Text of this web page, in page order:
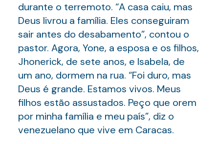
durante o terremoto. “A casa caiu, mas
Deus livrou a família. Eles conseguiram
sair antes do desabamento”, contou o
pastor. Agora, Yone, a esposa e os filhos,
Jhonerick, de sete anos, e Isabela, de
um ano, dormem na rua. “Foi duro, mas
Deus é grande. Estamos vivos. Meus
filhos estão assustados. Peço que orem
por minha família e meu país”, diz o
venezuelano que vive em Caracas.